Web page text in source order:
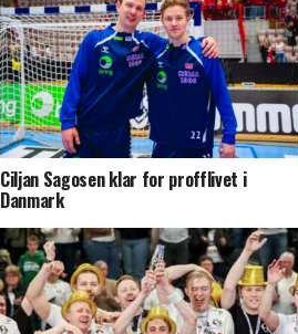
Ciljan Sagosen klar for profflivet i
Danmark